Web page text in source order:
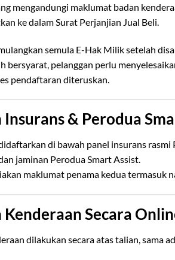
mengandungi maklumat badan
ke dalam Surat Perjanjian Jual Beli.
semula E-Hak Milik setelah
bersyarat, pelanggan perlu
pendaftaran diteruskan.
& Perodua
di bawah panel insurans rasmi
jaminan Perodua Smart Assist.
maklumat penama kedua termasuk
Secara
dilakukan secara atas talian, sama